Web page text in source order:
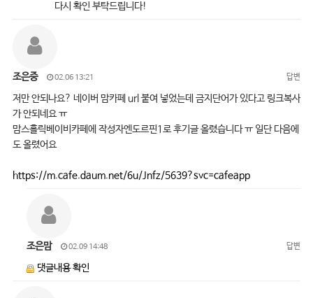
다시 확인 부탁드립니다!
조은중 02.06 13:21 답변
저만 안되나요? 네이버 맘카페 url 붙여 넣었는데 금지단어가 있다고 링크복사
가 안되네요 ㅠ
맘스홀릭베이비카페에 작성자엔도르핀1로 후기글 올렸습니다 ㅠ 일단 다음에
도 올렸어요
https://m.cafe.daum.net/6u/Jnfz/5639?svc=cafeapp
조은맘 02.09 14:48 답변
댓글내용 확인